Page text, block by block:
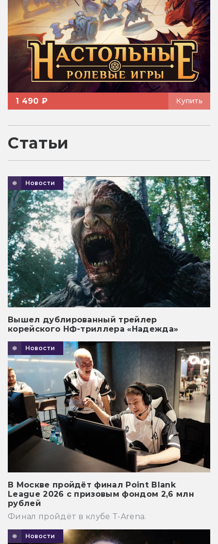
1 490 ₽ Купить
Статьи
Новости
Вышел дублированный трейлер
корейского НФ-триллера «Надежда»
Новости
В Москве пройдёт финал Point Blank
League 2026 с призовым фондом 2,6 млн
рублей
Финал пройдёт в клубе T-Arena.
Новости